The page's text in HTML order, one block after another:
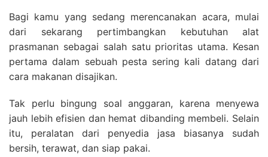
Bagi kamu yang sedang merencanakan acara, mulai
dari sekarang pertimbangkan kebutuhan alat
prasmanan sebagai salah satu prioritas utama. Kesan
pertama dalam sebuah pesta sering kali datang dari
cara makanan disajikan.
Tak perlu bingung soal anggaran, karena menyewa
jauh lebih efisien dan hemat dibanding membeli. Selain
itu, peralatan dari penyedia jasa biasanya sudah
bersih, terawat, dan siap pakai.